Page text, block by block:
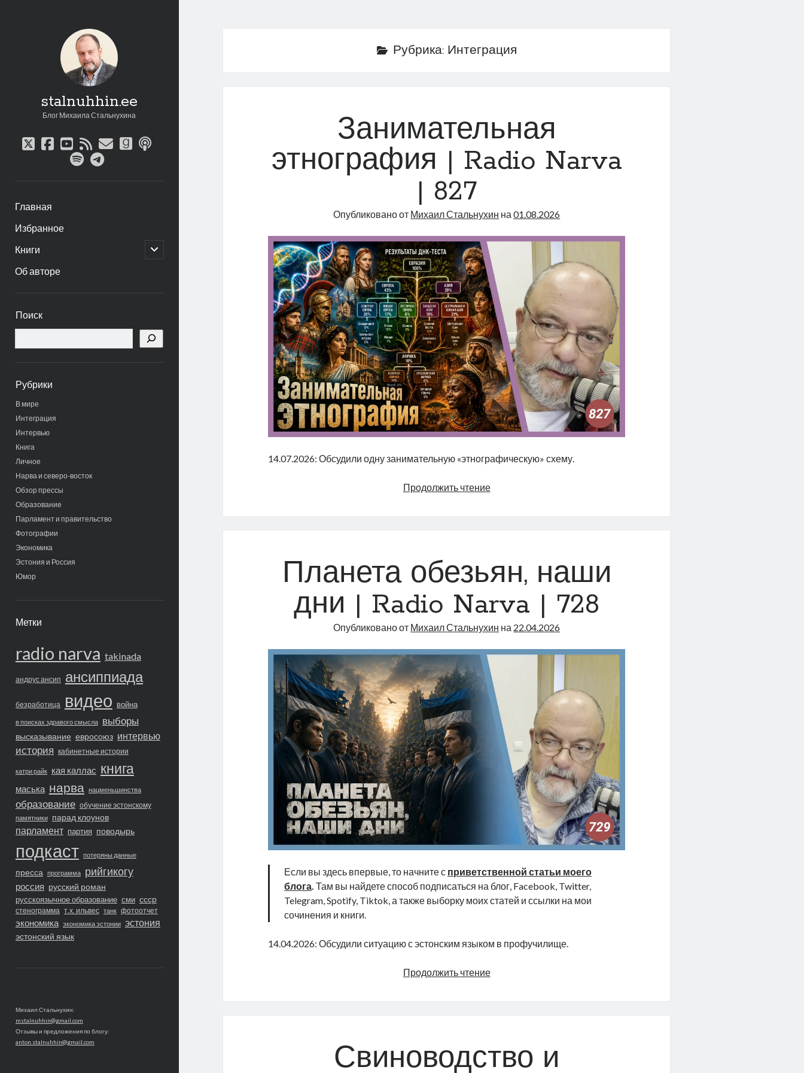
stalnuhhin.ee
Блог Михаила Стальнухина
twitter
facebook
youtube
rssemailgoodreads
podcast
spotifytelegram
Главная
Избранное
Книги
открыть
дочернее
Об авторе
панель
Поиск
Рубрики
В мире
Интеграция
Интервью
Книга
Личное
Нарва и северо-восток
Обзор прессы
Образование
Парламент и правительство
Фотографии
Экономика
Эстония и Россия
Юмор
Метки
radio narva takinada
андрус ансип ансиппиада
безработица видео война
в поисках здравого смысла выборы
высказывание евросоюз интервью
история кабинетные истории
катри райк кая каллас книга
маська нарва нацменьшинства
образование обучение эстонскому
памятники парад клоунов
парламент партия поводырь
подкаст потеряны данные
пресса программа рийгикогу
россия русский роман
русскоязычное образование сми ссср
стенограмма т.х. ильвес танк фотоотчет
экономика экономика эстонии эстония
эстонский язык
Михаил Стальнухин:
mstalnuhhin@gmail.com
Отзывы и предложения по блогу:
anton.stalnuhhin@gmail.com
Рубрика: Интеграция
Занимательная
этнография | Radio Narva
| 827
Опубликовано от Михаил Стальнухин на01.08.2026
14.07.2026: Обсудили одну занимательную «этнографическую» схему.
Продолжить чтениеЗанимательная
827
Планета обезьян, наши
дни | Radio Narva | 728
Опубликовано от Михаил Стальнухин на 22.04.2026
Если вы здесь впервые, то начните с приветственной статьи моего
блога. Там вы найдете способ подписаться на блог, Facebook, Twitter,
Telegram, Spotify, Tiktok, а также выборку моих статей и ссылки на мои
сочинения и книги.
14.04.2026: Обсудили ситуацию с эстонским языком в профучилище.
Продолжить чтениеПланета
Narva
Свиноводство и